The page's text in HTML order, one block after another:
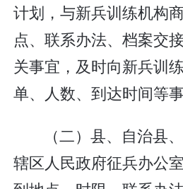
计划，与新兵训练机构
点、联系办法、档案交
关事宜，及时向新兵训
单、人数、到达时间等
（二）县、自治县
辖区人民政府征兵办公